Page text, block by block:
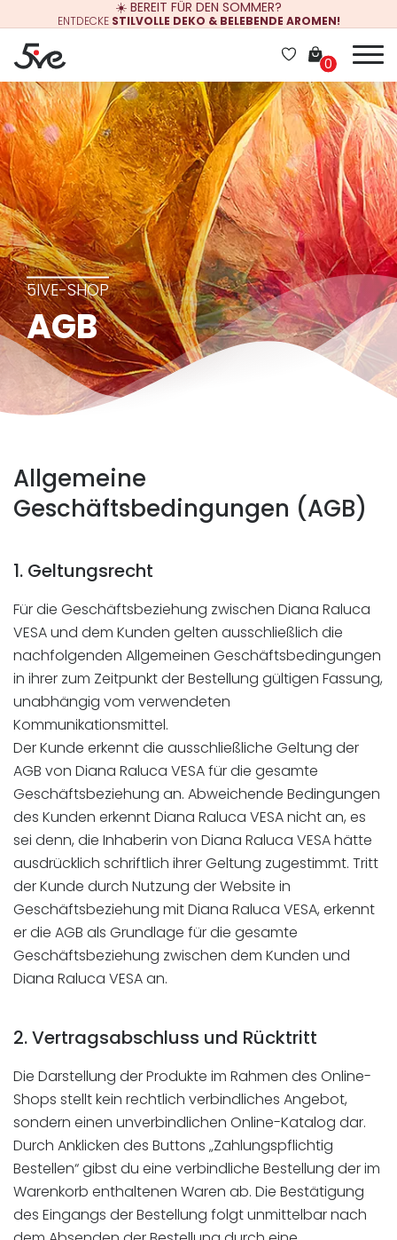
☀️ BEREIT FÜR DEN SOMMER?
ENTDECKE STILVOLLE DEKO & BELEBENDE AROMEN!
0
5IVE-SHOP
AGB
Allgemeine
Geschäftsbedingungen (AGB)
1. Geltungsrecht
Für die Geschäftsbeziehung zwischen Diana Raluca
VESA und dem Kunden gelten ausschließlich die
nachfolgenden Allgemeinen Geschäftsbedingungen
in ihrer zum Zeitpunkt der Bestellung gültigen Fassung,
unabhängig vom verwendeten
Kommunikationsmittel.
Der Kunde erkennt die ausschließliche Geltung der
AGB von Diana Raluca VESA für die gesamte
Geschäftsbeziehung an. Abweichende Bedingungen
des Kunden erkennt Diana Raluca VESA nicht an, es
sei denn, die Inhaberin von Diana Raluca VESA hätte
ausdrücklich schriftlich ihrer Geltung zugestimmt. Tritt
der Kunde durch Nutzung der Website in
Geschäftsbeziehung mit Diana Raluca VESA, erkennt
er die AGB als Grundlage für die gesamte
Geschäftsbeziehung zwischen dem Kunden und
Diana Raluca VESA an.
2. Vertragsabschluss und Rücktritt
Die Darstellung der Produkte im Rahmen des Online-
Shops stellt kein rechtlich verbindliches Angebot,
sondern einen unverbindlichen Online-Katalog dar.
Durch Anklicken des Buttons „Zahlungspflichtig
Bestellen“ gibst du eine verbindliche Bestellung der im
Warenkorb enthaltenen Waren ab. Die Bestätigung
des Eingangs der Bestellung folgt unmittelbar nach